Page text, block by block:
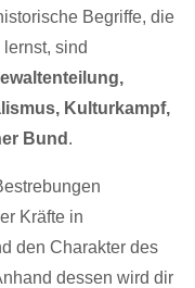
Begriffe, die
sind
Kulturkampf,
Bund .
Kräfte in
den Charakter des
dessen wird dir